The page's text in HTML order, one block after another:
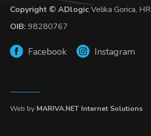
Copyright © ADlogicVelika Gorica, HR
OIB: 98280767
Facebook Instagram
Web by MARIVA.NET Internet Solutions